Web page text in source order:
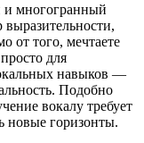
многогранный
от того, мечтаете
для
навыков —
Подобно
вокалу требует
новые горизонты.